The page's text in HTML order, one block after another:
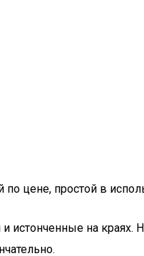
по цене, простой в
на краях.